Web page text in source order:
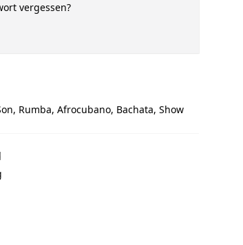
vergessen?
Rumba, Afrocubano, Bachata, Show